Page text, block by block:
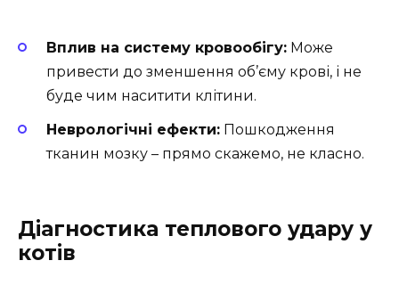
Вплив на систему кровообігу: Може
привести до зменшення об’єму крові, і не
буде чим наситити клітини.
Неврологічні ефекти: Пошкодження
тканин мозку – прямо скажемо, не класно.
Діагностика теплового удару у
котів